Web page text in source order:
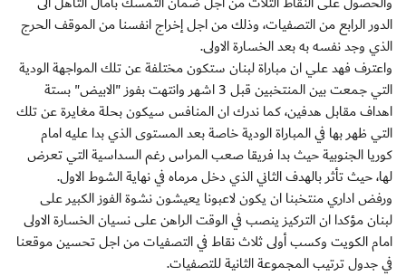
الدور الرابع من التصفيات، وذلك من اجل إخراج انفسنا من الموقف الحرج
الذي وجد نفسه به بعد الخسارة الاولى.
واعترف فهد علي ان مباراة لبنان ستكون مختلفة عن تلك المواجهة الودية
التي جمعت بين المنتخبين قبل 3 اشهر وانتهت بفوز "الابيض" بستة
اهداف مقابل هدفين، كما ندرك ان المنافس سيكون بحلة مغايرة عن تلك
التي ظهر بها في المباراة الودية خاصة بعد المستوى الذي بدا عليه امام
كوريا الجنوبية حيث بدا فريقا صعب المراس رغم السداسية التي تعرض
لها، حيث تأثر بالهدف الثاني الذي دخل مرماه في نهاية الشوط الاول.
ورفض اداري منتخبنا ان يكون لاعبونا يعيشون نشوة الفوز الكبير على
لبنان مؤكدا ان التركيز ينصب في الوقت الراهن على نسيان الخسارة الاولى
امام الكويت وكسب أولى ثلاث نقاط في التصفيات من اجل تحسين موقعنا
في جدول ترتيب المجموعة الثانية للتصفيات.